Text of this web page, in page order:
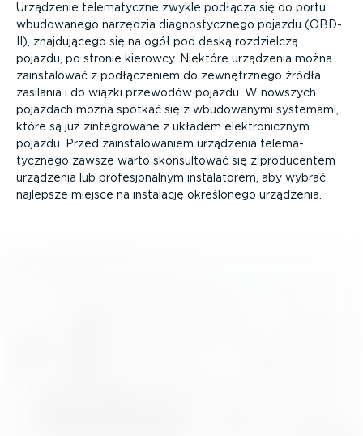
Urządzenie telema­tyczne zwykle podłącza się do portu
wbudowanego narzędzia diagno­stycznego pojazdu (OBD-
II), znajdu­jącego się na ogół pod deską rozdzielczą
pojazdu, po stronie kierowcy. Niektóre urządzenia można
zainsta­lować z podłą­czeniem do zewnętrznego źródła
zasilania i do wiązki przewodów pojazdu. W nowszych
pojazdach można spotkać się z wbudowanymi systemami,
które są już zinte­growane z układem elektro­nicznym
pojazdu. Przed zainsta­lo­waniem urządzenia telema­
tycznego zawsze warto skonsul­tować się z producentem
urządzenia lub profe­sjo­nalnym insta­la­torem, aby wybrać
najlepsze miejsce na instalację określonego urządzenia.